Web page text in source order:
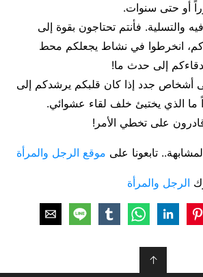
أو حتى سنوات.
والتسلية. فأنتم تحتاجون بقوة إلى
انخرطوا في نشاط يجعلكم محط
إلى حدث ما!
أشخاص جدد إذا كان قلبكم يرشدكم إلى
ما الذي يختبئ خلف لقاء عشوائي.
على تخطي الأمر!
تابعونا على موقع الرجل والمرأة
الرجل والمرأة
↑